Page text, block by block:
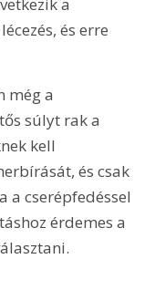
és erre
még a
súlyt rak a
kell
és csak
a cserépfedéssel
érdemes a